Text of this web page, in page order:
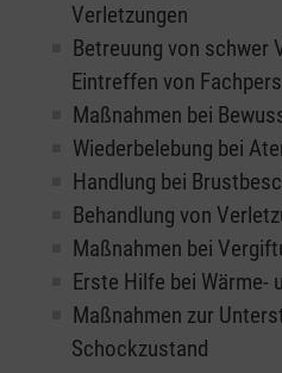
Verletzungen
Betreuung von schwer
Eintreffen von
Maßnahmen bei
Wiederbelebung bei
Handlung bei
Behandlung von
Maßnahmen bei
Erste Hilfe bei Wärme-
Maßnahmen zur
Schockzustand